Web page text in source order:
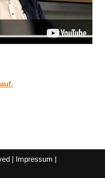
| Impressum |